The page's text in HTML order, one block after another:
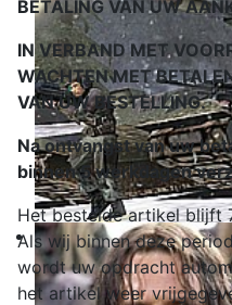
BETALING VAN UW
IN VERBAND MET
WACHTEN MET
VAN UW BESTELLING.
Na ontvangst van uw
binnen 5 werkdagen
Het bestelde artikel blijft
Als wij binnen deze
wordt uw opdracht
het artikel weer